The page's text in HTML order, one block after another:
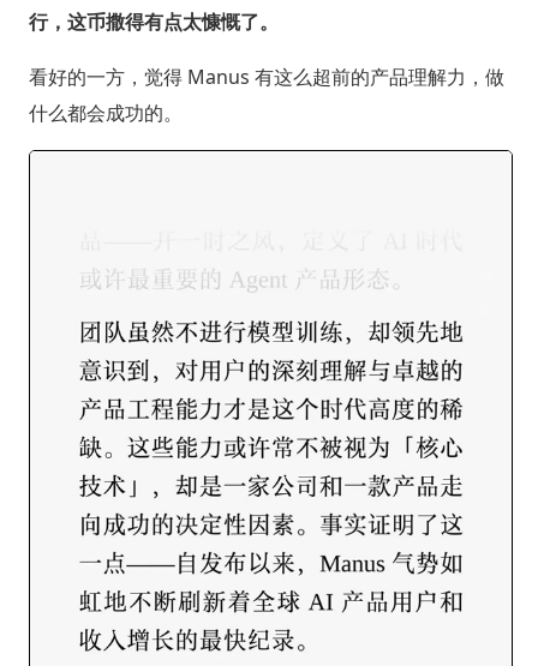
行，这币撒得有点太慷慨了。
看好的一方，觉得 Manus 有这么超前的产品理解力，做
什么都会成功的。